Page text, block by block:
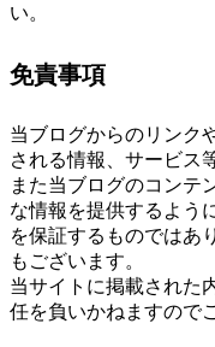
い。
免責事項
当ブログからのリンク
される情報、サービス
また当ブログのコンテ
な情報を提供するよう
を保証するものではあ
もございます。
当サイトに掲載された
任を負いかねますので